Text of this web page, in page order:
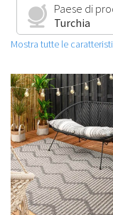
Paese di
Turchia
Mostra tutte le